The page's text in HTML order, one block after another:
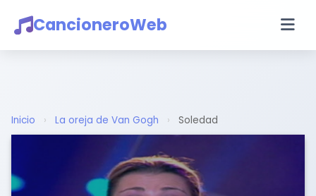
CancioneroWeb
Inicio › La oreja de Van Gogh › Soledad